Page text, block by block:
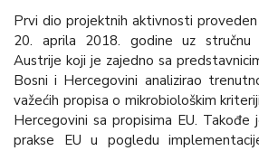
Prvi dio projektnih aktivnosti
20. aprila 2018. godine uz stručnu
Austrije koji je zajedno sa
Bosni i Hercegovini analizirao
važećih propisa o mikrobiološkim
Hercegovini sa propisima EU.
prakse EU u pogledu